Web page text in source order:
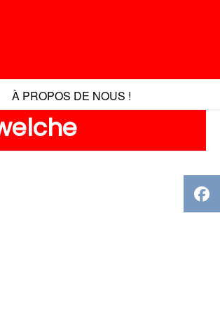
À PROPOS DE NOUS !